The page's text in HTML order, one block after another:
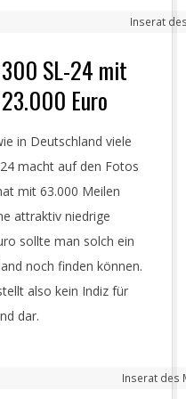
Inserat
SL-24 mit
Euro
in Deutschland viele
macht auf den Fotos
mit 63.000 Meilen
attraktiv niedrige
sollte man solch ein
noch finden können.
also kein Indiz für
dar.
Inserat des